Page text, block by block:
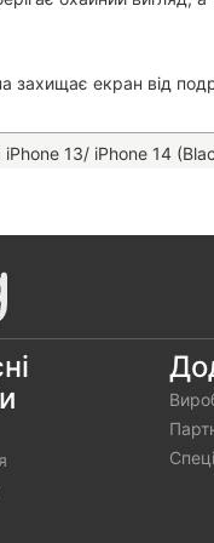
захищає екран від
13/ iPhone 14
Pop Socket на
Cuprum MagSafe на
MagSafe тримач